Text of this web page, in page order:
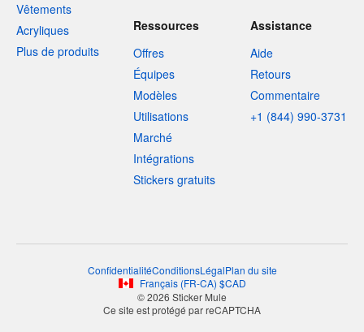
Vêtements
Acryliques
Plus de produits
Ressources
Offres
Équipes
Modèles
Utilisations
Marché
Intégrations
Stickers gratuits
Assistance
Aide
Retours
Commentaire
+1 (844) 990-3731
ConfidentialitéConditionsLégalPlan du site
Français(FR-CA) $CAD
© 2026 Sticker Mule
Ce site est protégé par reCAPTCHA